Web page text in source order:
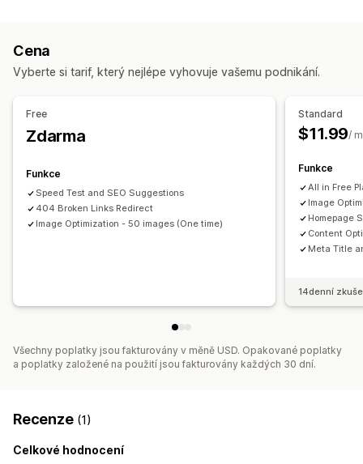
Optimalizace obrázků
Automatizace
Sledování výkonu
Audity
Cena
Vyberte si tarif, který nejlépe vyhovuje vašemu podnikání.
Free
Zdarma
Funkce
Speed Test and SEO Suggestions
404 Broken Links Redirect
Image Optimization - 50 images (One time)
Standard
$11.99/
Funkce
All in Free
Image
Homepage
Content
Meta Title
14denní
Všechny poplatky jsou fakturovány v měně USD. Opakované poplatky
a poplatky založené na použití jsou fakturovány každých 30 dní.
Recenze (1)
Celkové hodnocení